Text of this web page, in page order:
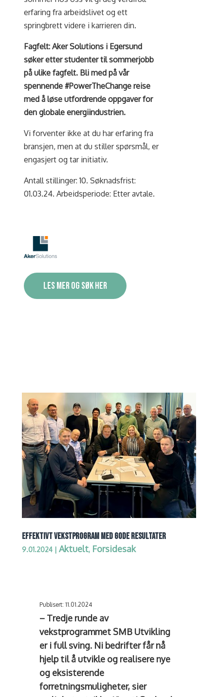
erfaring fra arbeidslivet og ett
springbrett videre i karrieren din.
Fagfelt: Aker Solutions i Egersund
søker etter studenter til sommerjobb
på ulike fagfelt. Bli med på vår
spennende #PowerTheChange reise
med å løse utfordrende oppgaver for
den globale energiindustrien.
Vi forventer ikke at du har erfaring fra
bransjen, men at du stiller spørsmål, er
engasjert og tar initiativ.
Antall stillinger: 10. Søknadsfrist:
01.03.24. Arbeidsperiode: Etter avtale.
Les mer og søk her
EFFEKTIVT VEKSTPROGRAM MED GODE RESULTATER
9.01.2024| Aktuelt, Forsidesak
Publisert: 11.01.2024
– Tredje runde av
vekstprogrammet SMB Utvikling
er i full sving. Ni bedrifter får nå
hjelp til å utvikle og realisere nye
og eksisterende
forretningsmuligheter, sier